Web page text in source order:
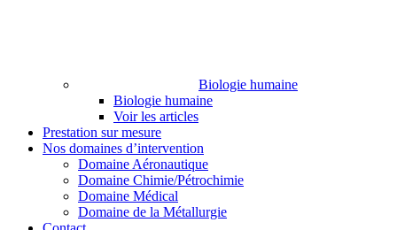
Biologie humaine
Biologie humaine
Voir les articles
Prestation sur mesure
Nos domaines d’intervention
Domaine Aéronautique
Domaine Chimie/Pétrochimie
Domaine Médical
Domaine de la Métallurgie